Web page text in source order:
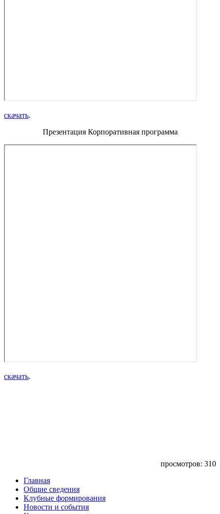
скачать.
Презентация Корпоративная программа
скачать.
просмотров: 310
Главная
Общие сведения
Клубные формирования
Новости и события